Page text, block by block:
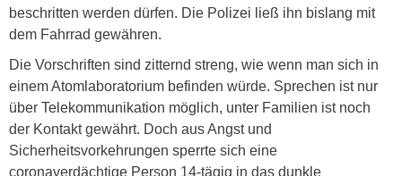
beschritten werden dürfen. Die Polizei ließ ihn bislang mit
dem Fahrrad gewähren.
Die Vorschriften sind zitternd streng, wie wenn man sich in
einem Atomlaboratorium befinden würde. Sprechen ist nur
über Telekommunikation möglich, unter Familien ist noch
der Kontakt gewährt. Doch aus Angst und
Sicherheitsvorkehrungen sperrte sich eine
coronaverdächtige Person 14-tägig in das dunkle